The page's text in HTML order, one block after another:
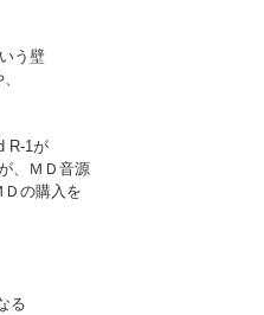
う壁
R-1が
、ＭＤ音源
の購入を
る